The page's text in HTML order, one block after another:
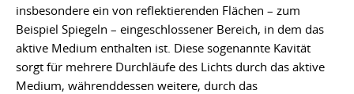
insbesondere ein von reflektierenden Flächen – zum
Beispiel Spiegeln – eingeschlossener Bereich, in dem das
aktive Medium enthalten ist. Diese sogenannte Kavität
sorgt für mehrere Durchläufe des Lichts durch das aktive
Medium, währenddessen weitere, durch das